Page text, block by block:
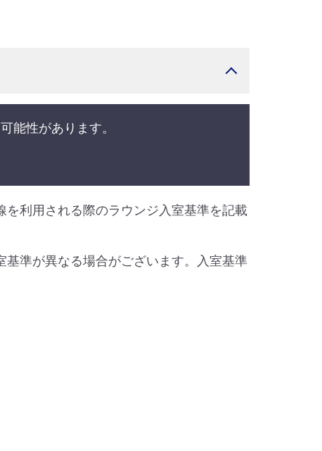
能性があります。
利用される際のラウンジ入室基準を記載
準が異なる場合がございます。入室基準